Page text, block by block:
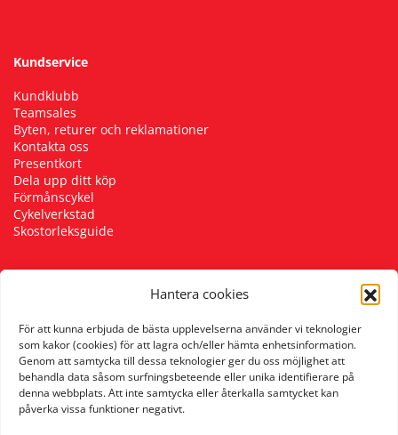
Hantera cookies
För att kunna erbjuda de bästa upplevelserna använder vi teknologier
som kakor (cookies) för att lagra och/eller hämta enhetsinformation.
Genom att samtycka till dessa teknologier ger du oss möjlighet att
behandla data såsom surfningsbeteende eller unika identifierare på
denna webbplats. Att inte samtycka eller återkalla samtycket kan
påverka vissa funktioner negativt.
Kundservice
Kundklubb
Teamsales
Byten, returer och reklamationer
Kontakta oss
Presentkort
Dela upp ditt köp
Förmånscykel
Cykelverkstad
Skostorleksguide